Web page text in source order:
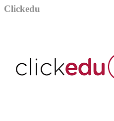
Clickedu